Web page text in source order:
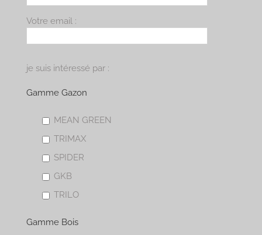
Votre email :
je suis intéressé par :
Gamme Gazon
MEAN GREEN
TRIMAX
SPIDER
GKB
TRILO
Gamme Bois